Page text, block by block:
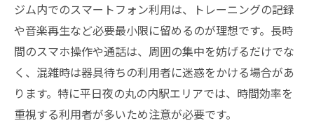
ジム内でのスマートフォン利用は、トレーニングの記録
や音楽再生など必要最小限に留めるのが理想です。長時
間のスマホ操作や通話は、周囲の集中を妨げるだけでな
く、混雑時は器具待ちの利用者に迷惑をかける場合があ
ります。特に平日夜の丸の内駅エリアでは、時間効率を
重視する利用者が多いため注意が必要です。